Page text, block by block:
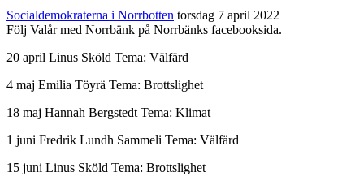
Socialdemokraterna i Norrbotten torsdag 7 april 2022
Följ Valår med Norrbänk på Norrbänks facebooksida.
20 april Linus Sköld Tema: Välfärd
4 maj Emilia Töyrä Tema: Brottslighet
18 maj Hannah Bergstedt Tema: Klimat
1 juni Fredrik Lundh Sammeli Tema: Välfärd
15 juni Linus Sköld Tema: Brottslighet